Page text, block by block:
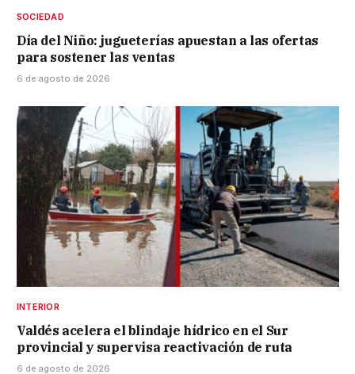
SOCIEDAD
Día del Niño: jugueterías apuestan a las ofertas
para sostener las ventas
6 de agosto de 2026
INTERIOR
Valdés acelera el blindaje hídrico en el Sur
provincial y supervisa reactivación de ruta
6 de agosto de 2026